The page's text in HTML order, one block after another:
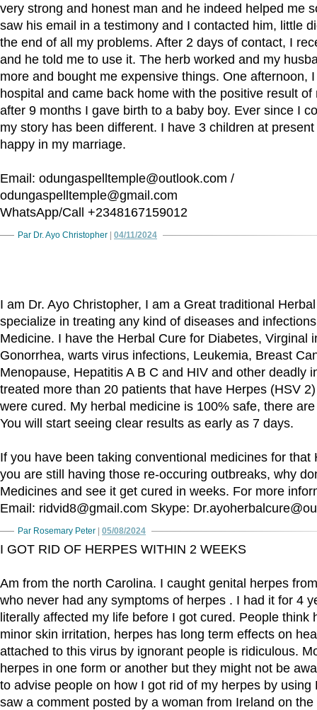
very strong and honest man and he indeed helped me
saw his email in a testimony and I contacted him, little
the end of all my problems. After 2 days of contact, I
and he told me to use it. The herb worked and my
more and bought me expensive things. One afternoon,
hospital and came back home with the positive result
after 9 months I gave birth to a baby boy. Ever since I
my story has been different. I have 3 children at
happy in my marriage.
Email: odungaspelltemple@outlook.com /
odungaspelltemple@gmail.com
WhatsApp/Call +2348167159012
Par Dr. Ayo Christopher 04/11/2024
I am Dr. Ayo Christopher, I am a Great traditional
specialize in treating any kind of diseases and
Medicine. I have the Herbal Cure for Diabetes, Virginal
Gonorrhea, warts virus infections, Leukemia, Breast
Menopause, Hepatitis A B C and HIV and other deadly
treated more than 20 patients that have Herpes (HSV
were cured. My herbal medicine is 100% safe, there
You will start seeing clear results as early as 7 days.
If you have been taking conventional medicines for that
you are still having those re-occuring outbreaks, why
Medicines and see it get cured in weeks. For more
Email: ridvid8@gmail.com Skype:
Par Rosemary Peter 05/08/2024
I GOT RID OF HERPES WITHIN 2 WEEKS
Am from the north Carolina. I caught genital herpes
who never had any symptoms of herpes . I had it for 4
literally affected my life before I got cured. People think
minor skin irritation, herpes has long term effects on
attached to this virus by ignorant people is ridiculous.
herpes in one form or another but they might not be
to advise people on how I got rid of my herpes by using
saw a comment posted by a woman from Ireland on